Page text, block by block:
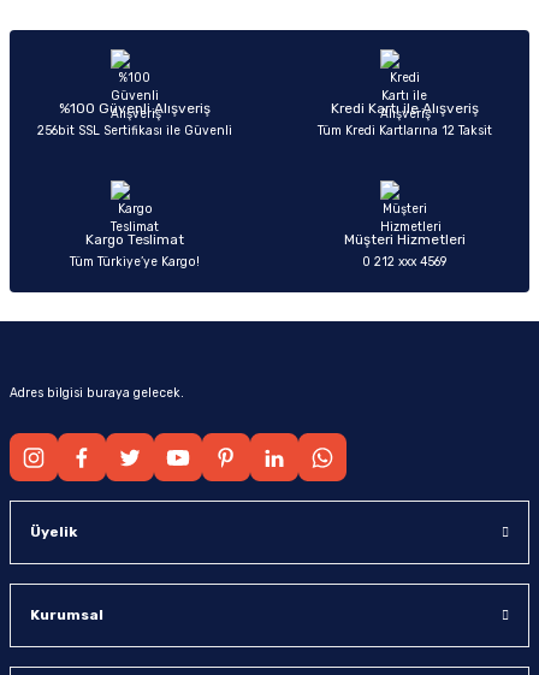
Ürün açıklamasında eksik bilgiler bulunuyor.
Ürün bilgilerinde hatalar bulunuyor.
Ürün fiyatı diğer sitelerden daha pahalı.
Sitemize ilk yorumu siz yapın!
%100 Güvenli Alışveriş
256bit SSL Sertifikası ile Güvenli
Kredi Kartı ile Alışveriş
Tüm Kredi Kartlarına 12 Taksit
Kargo Teslimat
Tüm Türkiye’ye Kargo!
Müşteri Hizmetleri
0 212 xxx 4569
Adres bilgisi buraya gelecek.
Üyelik
Kurumsal